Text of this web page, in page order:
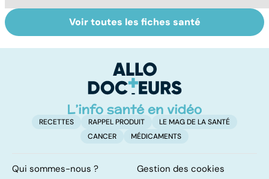
Tout savoir sur
les infections
Inflammation des
amygdales : que
d'angine ?
Voir toutes les fiches santé
RECETTES RAPPEL PRODUIT
LE MAG DE LA SANTÉ
CANCER
MÉDICAMENTS
Qui sommes-nous ?
Gestion des cookies